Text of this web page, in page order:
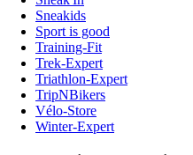
Sneakids
Sport is good
Training-Fit
Trek-Expert
Triathlon-Expert
TripNBikers
Vélo-Store
Winter-Expert